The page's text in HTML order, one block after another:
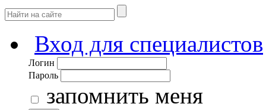
Вход для специалистов
Логин
Пароль
запомнить меня